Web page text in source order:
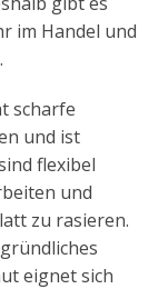
im Handel und
scharfe
und ist
flexibel
und
zu rasieren.
eignet sich